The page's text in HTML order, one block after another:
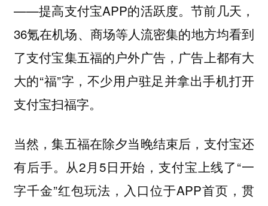
——提高支付宝APP的活跃度。节前几天，
36氪在机场、商场等人流密集的地方均看到
了支付宝集五福的户外广告，广告上都有大
大的“福”字，不少用户驻足并拿出手机打开
支付宝扫福字。
当然，集五福在除夕当晚结束后，支付宝还
有后手。从2月5日开始，支付宝上线了“一
字千金”红包玩法，入口位于APP首页，贯